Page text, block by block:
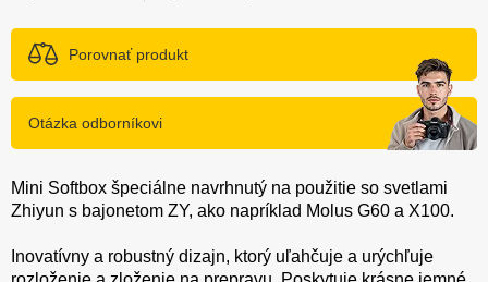
Porovnať produkt
Otázka odborníkovi
Mini Softbox špeciálne navrhnutý na použitie so svetlami
Zhiyun s bajonetom ZY, ako napríklad Molus G60 a X100.
Inovatívny a robustný dizajn, ktorý uľahčuje a urýchľuje